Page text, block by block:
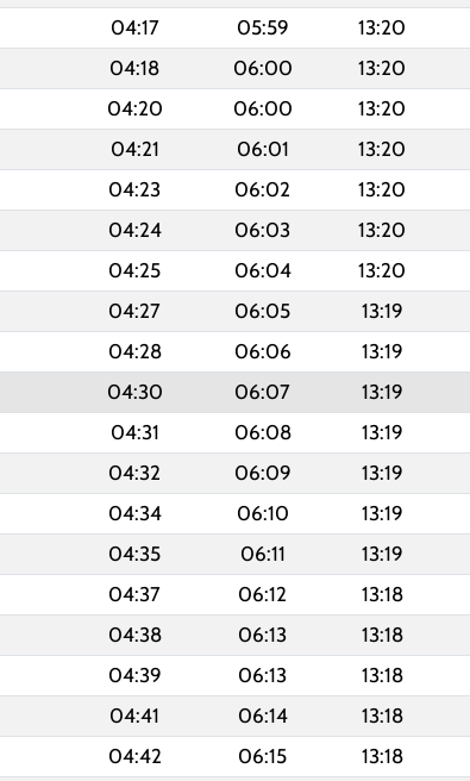
04:17 05:59 13:20
04:18 06:00 13:20
04:20 06:00 13:20
04:21 06:01 13:20
04:23 06:02 13:20
04:24 06:03 13:20
04:25 06:04 13:20
04:27 06:05 13:19
04:28 06:06 13:19
04:30 06:07 13:19
04:31 06:08 13:19
04:32 06:09 13:19
04:34 06:10 13:19
04:35 06:11 13:19
04:37 06:12 13:18
04:38 06:13 13:18
04:39 06:13 13:18
04:41 06:14 13:18
04:42 06:15 13:18